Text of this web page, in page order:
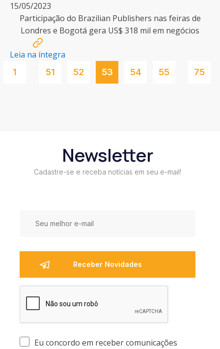
15/05/2023
Participação do Brazilian Publishers nas feiras de
Londres e Bogotá gera US$ 318 mil em negócios
Leia na íntegra
1 51 52 53 54 55 75
Newsletter
Cadastre-se e receba notícias em seu e-mail!
Eu concordo em receber comunicações